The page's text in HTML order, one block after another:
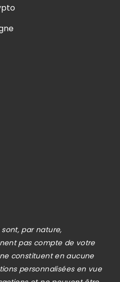
par nature,
pas compte de votre
constituent en aucune
personnalisées en vue